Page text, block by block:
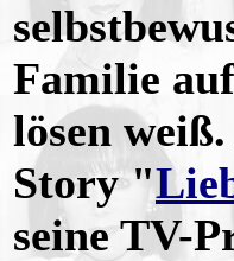
Familie
lösen
Story "
seine TV-